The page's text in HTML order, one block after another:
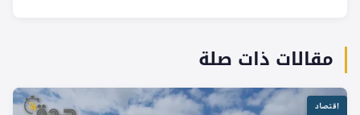
مقالات ذات صلة
اقتصاد